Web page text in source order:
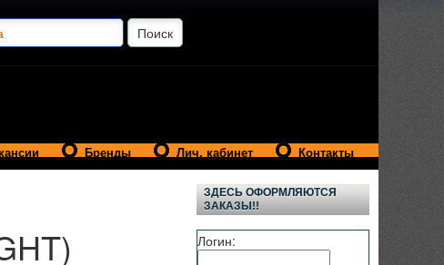
Бренды Лич. кабинет Контакты
ЗДЕСЬ ОФОРМЛЯЮТСЯ
ЗАКАЗЫ!!
Логин: